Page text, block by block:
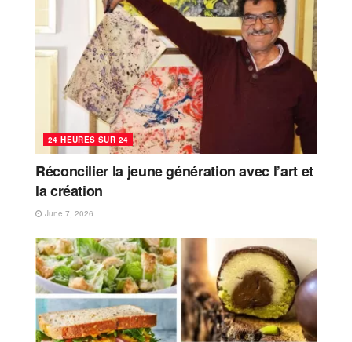
24 HEURES SUR 24
Réconcilier la jeune génération avec l’art et
la création
June 7, 2026